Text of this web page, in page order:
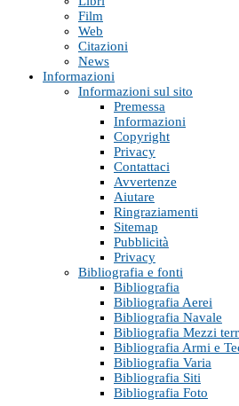
Film
Web
Citazioni
News
Informazioni
Informazioni sul sito
Premessa
Informazioni
Copyright
Privacy
Contattaci
Avvertenze
Aiutare
Ringraziamenti
Sitemap
Pubblicità
Privacy
Bibliografia e fonti
Bibliografia
Bibliografia Aerei
Bibliografia Navale
Bibliografia Mezzi
Bibliografia Armi e
Bibliografia Varia
Bibliografia Siti
Bibliografia Foto